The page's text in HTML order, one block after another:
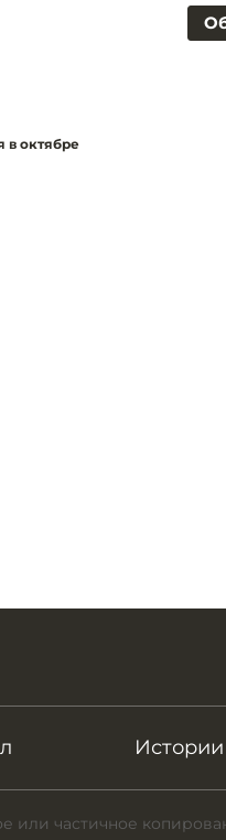
в октябре
Истории
или частичное